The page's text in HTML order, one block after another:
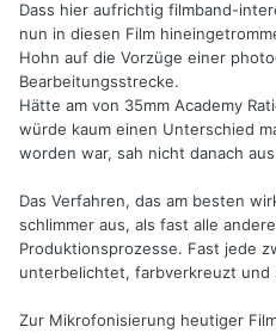
Dass hier aufrichtig filmband-
nun in diesen Film
Hohn auf die Vorzüge einer
Bearbeitungsstrecke.
Hätte am von 35mm Academy
würde kaum einen Unterschied
worden war, sah nicht danach
Das Verfahren, das am besten
schlimmer aus, als fast alle
Produktionsprozesse. Fast jede
unterbelichtet, farbverkreuzt und
Zur Mikrofonisierung heutiger